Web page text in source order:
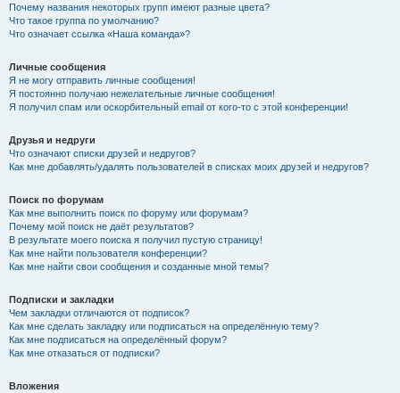
Почему названия некоторых групп имеют разные цвета?
Что такое группа по умолчанию?
Что означает ссылка «Наша команда»?
Личные сообщения
Я не могу отправить личные сообщения!
Я постоянно получаю нежелательные личные сообщения!
Я получил спам или оскорбительный email от кого-то с этой конференции!
Друзья и недруги
Что означают списки друзей и недругов?
Как мне добавлять/удалять пользователей в списках моих друзей и недругов?
Поиск по форумам
Как мне выполнить поиск по форуму или форумам?
Почему мой поиск не даёт результатов?
В результате моего поиска я получил пустую страницу!
Как мне найти пользователя конференции?
Как мне найти свои сообщения и созданные мной темы?
Подписки и закладки
Чем закладки отличаются от подписок?
Как мне сделать закладку или подписаться на определённую тему?
Как мне подписаться на определённый форум?
Как мне отказаться от подписки?
Вложения